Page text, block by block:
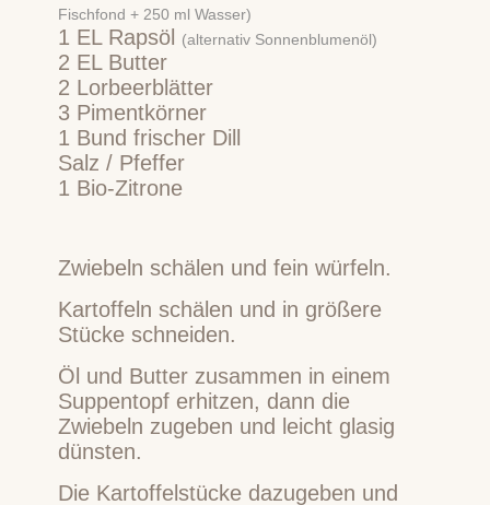
Fischfond + 250 ml Wasser)
1 EL Rapsöl (alternativ Sonnenblumenöl)
2 EL Butter
2 Lorbeerblätter
3 Pimentkörner
1 Bund frischer Dill
Salz / Pfeffer
1 Bio-Zitrone
Zwiebeln schälen und fein würfeln.
Kartoffeln schälen und in größere
Stücke schneiden.
Öl und Butter zusammen in einem
Suppentopf erhitzen, dann die
Zwiebeln zugeben und leicht glasig
dünsten.
Die Kartoffelstücke dazugeben und